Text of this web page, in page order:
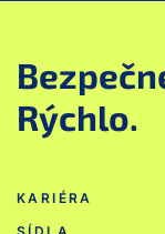
Rýchlo.
KARIÉRA